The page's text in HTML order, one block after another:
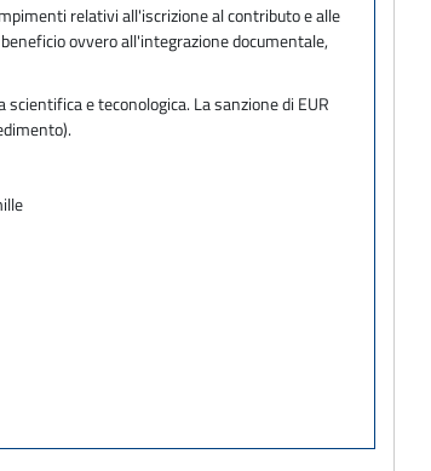
relativi all'iscrizione al contributo e alle
ovvero all'integrazione documentale,
e teconologica. La sanzione di EUR